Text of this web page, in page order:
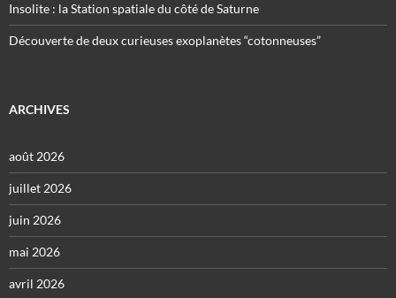
Insolite : la Station spatiale du côté de Saturne
Découverte de deux curieuses exoplanètes “cotonneuses”
ARCHIVES
août 2026
juillet 2026
juin 2026
mai 2026
avril 2026